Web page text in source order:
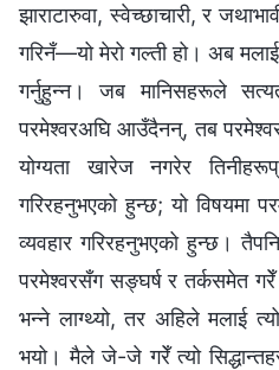
झाराटारुवा, स्वेच्छाचारी, र
गरिनँ—यो मेरो गल्ती हो। अब
गर्नुहुन्न। जब मानिसहरूले
परमेश्‍वरअघि आउँदैनन्, तब
योग्यता खारेज नगरेर
गरिरहनुभएको हुन्छ; यो विषयमा
व्यवहार गरिरहनुभएको हुन्छ।
परमेश्‍वरसँग सङ्घर्ष र तर्कसमेत
भन्‍ने लाग्थ्यो, तर अहिले मलाई
भयो। मैले जे-जे गरेँ त्यो